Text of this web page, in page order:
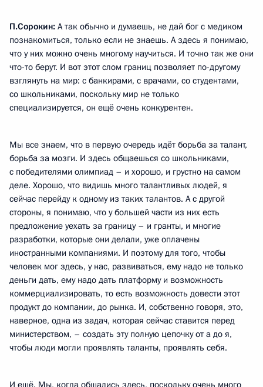
П.Сорокин: А так обычно и думаешь, не дай бог с медиком
познакомиться, только если не знаешь. А здесь я понимаю,
что у них можно очень многому научиться. И точно так же они
что-то берут. И вот этот слом границ позволяет по-другому
взглянуть на мир: с банкирами, с врачами, со студентами,
со школьниками, поскольку мир не только
специализируется, он ещё очень конкурентен.
Мы все знаем, что в первую очередь идёт борьба за талант,
борьба за мозги. И здесь общаешься со школьниками,
с победителями олимпиад – и хорошо, и грустно на самом
деле. Хорошо, что видишь много талантливых людей, я
сейчас перейду к одному из таких талантов. А с другой
стороны, я понимаю, что у большей части из них есть
предложение уехать за границу – и гранты, и многие
разработки, которые они делали, уже оплачены
иностранными компаниями. И поэтому для того, чтобы
человек мог здесь, у нас, развиваться, ему надо не только
деньги дать, ему надо дать платформу и возможность
коммерциализировать, то есть возможность довести этот
продукт до компании, до рынка. И, собственно говоря, это,
наверное, одна из задач, которая сейчас ставится перед
министерством, – создать эту полную цепочку от а до я,
чтобы люди могли проявлять таланты, проявлять себя.
И ещё. Мы, когда общались здесь, поскольку очень много